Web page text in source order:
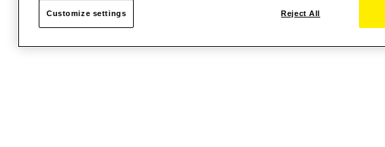
Reject All
Customize settings